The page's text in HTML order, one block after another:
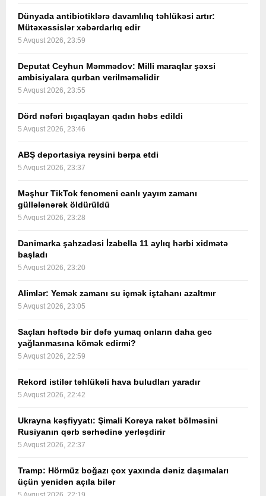
Dünyada antibiotiklərə davamlılıq təhlükəsi artır:
Mütəxəssislər xəbərdarlıq edir
5 Avqust 2026, 23:59
Deputat Ceyhun Məmmədov: Milli maraqlar şəxsi
ambisiyalara qurban verilməməlidir
5 Avqust 2026, 23:55
Dörd nəfəri bıçaqlayan qadın həbs edildi
5 Avqust 2026, 23:46
ABŞ deportasiya reysini bərpa etdi
5 Avqust 2026, 23:37
Məşhur TikTok fenomeni canlı yayım zamanı
güllələnərək öldürüldü
5 Avqust 2026, 23:28
Danimarka şahzadəsi İzabella 11 aylıq hərbi xidmətə
başladı
5 Avqust 2026, 23:20
Alimlər: Yemək zamanı su içmək iştahanı azaltmır
5 Avqust 2026, 23:05
Saçları həftədə bir dəfə yumaq onların daha gec
yağlanmasına kömək edirmi?
5 Avqust 2026, 22:59
Rekord istilər təhlükəli hava buludları yaradır
5 Avqust 2026, 22:42
Ukrayna kəşfiyyatı: Şimali Koreya raket bölməsini
Rusiyanın qərb sərhədinə yerləşdirir
5 Avqust 2026, 22:37
Tramp: Hörmüz boğazı çox yaxında dəniz daşımaları
üçün yenidən açıla bilər